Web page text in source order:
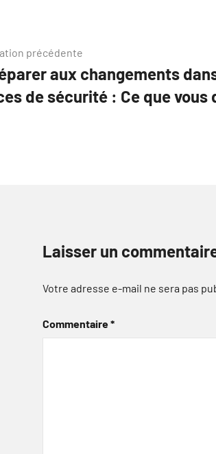
précédente
aux changements
de sécurité : Ce que vous
Laisser un
Votre adresse e-mail ne sera pas
Commentaire*